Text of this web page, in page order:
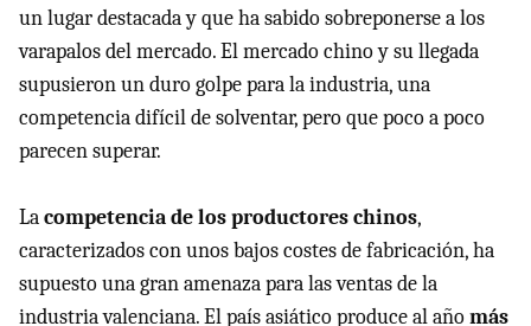
un lugar destacada y que ha sabido sobreponerse a los
varapalos del mercado. El mercado chino y su llegada
supusieron un duro golpe para la industria, una
competencia difícil de solventar, pero que poco a poco
parecen superar.
Lacompetencia de los productores chinos,
caracterizados con unos bajos costes de fabricación, ha
supuesto una gran amenaza para las ventas de la
industria valenciana. El país asiático produce al añomás